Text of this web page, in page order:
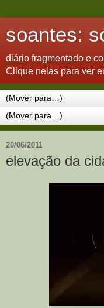
soantes:
diário fragmentado e
Clique nelas para ver
20/06/2011
elevação da